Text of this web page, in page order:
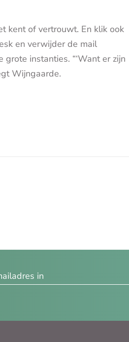
kent of vertrouwt. En klik ook
en verwijder de mail
instanties. “‘Want er zijn
Wijngaarde.